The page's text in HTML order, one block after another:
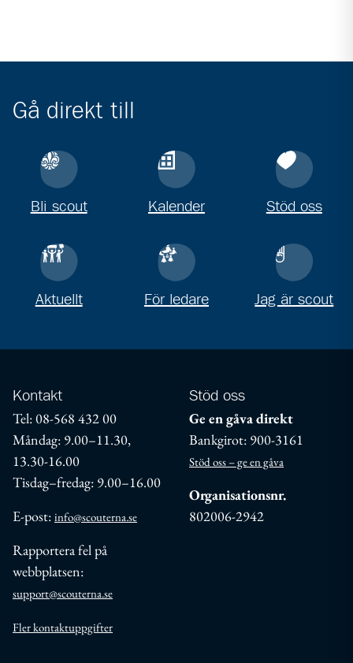
Gå direkt till
Bli scout Kalender Stöd oss
Aktuellt För ledare Jag är scout
Kontakt
Tel: 08-568 432 00
Måndag: 9.00–11.30,
13.30-16.00
Tisdag–fredag: 9.00–16.00
E-post: info@scouterna.se
Rapportera fel på
webbplatsen:
support@scouterna.se
Fler kontaktuppgifter
Stöd oss
Ge en gåva direkt
Bankgirot: 900-3161
Stöd oss – ge en gåva
Organisationsnr.
802006-2942